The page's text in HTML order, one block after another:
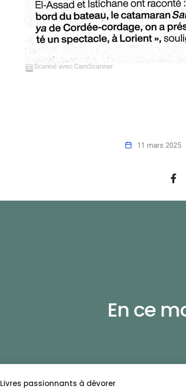
11 mars 2025
En ce
Livres passionnants à dévorer